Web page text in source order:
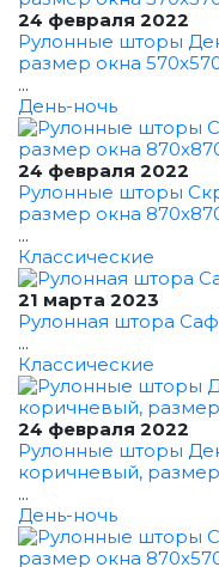
24 февраля 2022
Рулонные шторы
размер окна
...
День-ночь
24 февраля 2022
Рулонные шторы
размер окна
...
Классические
21 марта 2023
Рулонная штора
...
Классические
24 февраля 2022
Рулонные шторы
коричневый,
...
День-ночь